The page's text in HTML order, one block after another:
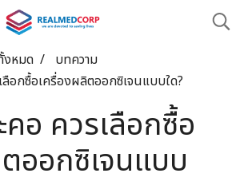
งหมด
บทความ
ลือกซื้อเครื่องผลิตออกซิเจนแบบใด?
คอ ควรเลือกซื้อ
ออกซิเจนแบบ